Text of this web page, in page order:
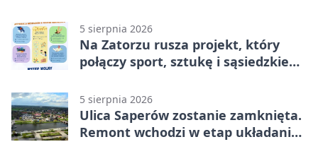
5 sierpnia 2026
Na Zatorzu rusza projekt, który
połączy sport, sztukę i sąsiedzkie
5 sierpnia 2026
Ulica Saperów zostanie zamknięta.
Remont wchodzi w etap układania